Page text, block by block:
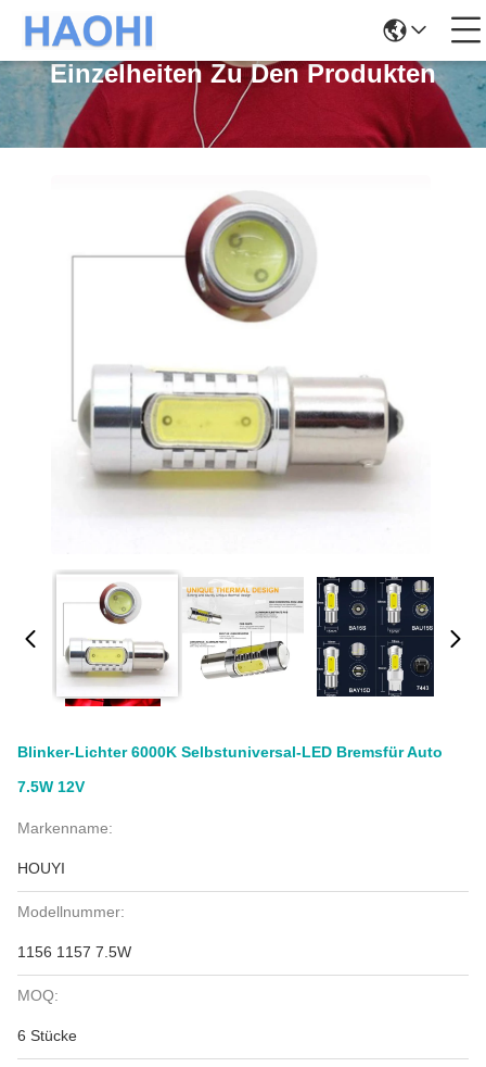
Einzelheiten Zu Den Produkten
Blinker-Lichter 6000K Selbstuniversal-LED Bremsfür Auto
7.5W 12V
Markenname:
HOUYI
Modellnummer:
1156 1157 7.5W
MOQ:
6 Stücke